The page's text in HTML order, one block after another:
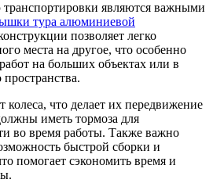
являются важными
тура алюминиевой
позволяет легко
места на другое, что особенно
на больших объектах или в
что делает их передвижение
иметь тормоза для
во время работы. Также важно
быстрой сборки и
помогает сэкономить время и